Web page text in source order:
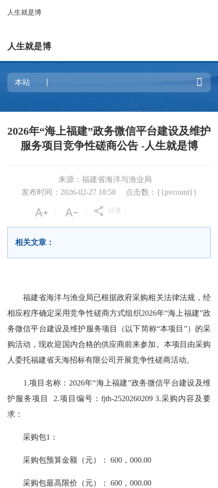
人生就是博
人生就是博

2026年“海上福建”政务微信平台建设及维护
服务项目竞争性磋商公告 -人生就是博
来源：福建省海洋与渔业局
发布时间：2026-02-27 18:58
点击数：{{pvcount}}
分享：
相关文章：
福建省海洋与渔业局已根据政府采购相关法律法规，经
相应程序确定采用竞争性磋商方式组织2026年“海上福建”政
务微信平台建设及维护服务项目（以下简称“本项目”）的采
购活动，现欢迎国内合格的供应商前来参加。本项目由采购
人委托福建省天海招标有限公司开展竞争性磋商活动。
1.项目名称：2026年“海上福建”政务微信平台建设及维
护服务项目 2.项目编号：fjth-2520260209 3.采购内容及要
求：
采购包1：
采购包预算金额（元）： 600，000.00
采购包最高限价（元）： 600，000.00